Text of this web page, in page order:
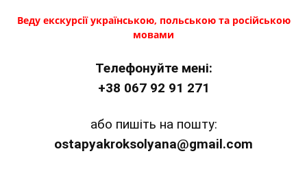
Веду екскурсії українською, польською та російською
мовами
Телефонуйте мені:
+38 067 92 91 271
або пишіть на пошту:
ostapyakroksolyana@gmail.com